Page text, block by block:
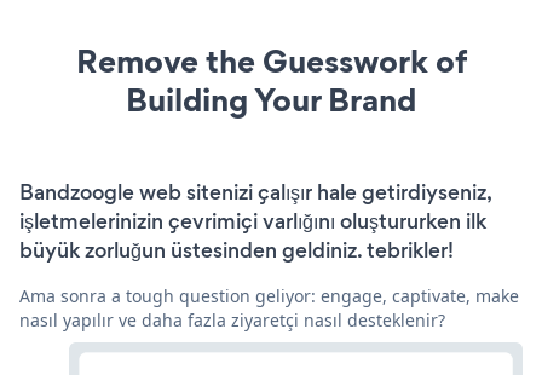
Remove the Guesswork of
Building Your Brand
Bandzoogle web sitenizi çalışır hale getirdiyseniz,
işletmelerinizin çevrimiçi varlığını oluştururken ilk
büyük zorluğun üstesinden geldiniz. tebrikler!
Ama sonra a tough question geliyor: engage, captivate, make
nasıl yapılır ve daha fazla ziyaretçi nasıl desteklenir?